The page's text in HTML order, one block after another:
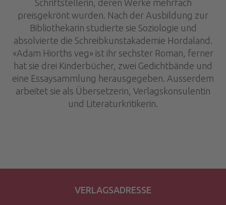
Schriftstellerin, deren Werke mehrfach
preisgekrönt wurden. Nach der Ausbildung zur
Bibliothekarin studierte sie Soziologie und
absolvierte die Schreibkunstakademie Hordaland.
«Adam Hiorths veg» ist ihr sechster Roman, ferner
hat sie drei Kinderbücher, zwei Gedichtbände und
eine Essaysammlung herausgegeben. Ausserdem
arbeitet sie als Übersetzerin, Verlags­konsulentin
und Literaturkritikerin.
VERLAGSADRESSE